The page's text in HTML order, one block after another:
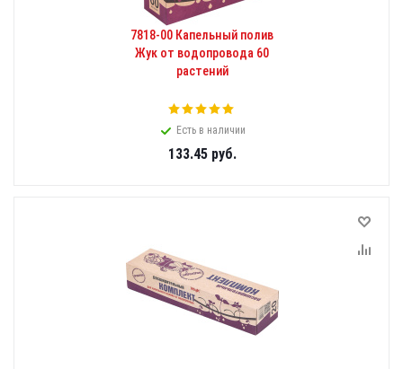
7818-00 Капельный полив
Жук от водопровода 60
растений
Есть в наличии
133.45руб.